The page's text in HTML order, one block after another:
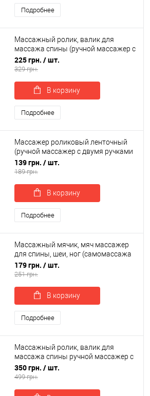
Подробнее
Массажный ролик, валик для
массажа спины (ручной массажер с
двумя ручками для шеи, ног)
51х5см OSPORT (MS 3404)
225 грн. / шт.
329 грн.
В корзину
Подробнее
Массажер роликовый ленточный
(ручной массажер с двумя ручками
для спины, шеи, ног) 110см OSPORT
(MS 4537)
139 грн. / шт.
189 грн.
В корзину
Подробнее
Массажный мячик, мяч массажер
для спины, шеи, ног (самомассажа
МФР, миофасциального релиза)
силикагель OSPORT (MS 3271-4)
179 грн. / шт.
251 грн.
В корзину
Подробнее
Массажный ролик, валик для
массажа спины ручной массажер с
двумя ручками для шеи, ног 49х5см
OSPORT (MS 4815)
350 грн. / шт.
499 грн.